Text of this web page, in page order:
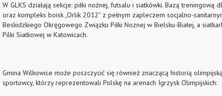
W GLKS działają sekcje: piłki nożnej, futsalu i siatkówki. Bazą
oraz kompleks boisk „Orlik 2012” z pełnym zapleczem socjalno-
Beskidzkiego Okręgowego Związku Piłki Noznej w Bielsku-Białej, a
Pilki Siatkowej w Katowicach.
Gmina Wilkowice może poszczycić się również znaczącą historią
sportowcy, którzy reprezentowali Polskę na arenach Igrzysk Olimpijskich: